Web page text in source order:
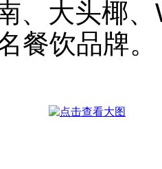
、大头椰
餐饮品牌。